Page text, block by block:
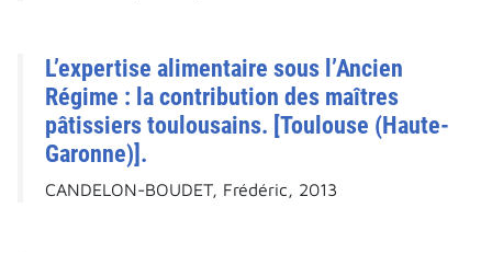
L’expertise alimentaire sous l’Ancien
Régime : la contribution des maîtres
pâtissiers toulousains. [Toulouse (Haute-
Garonne)].
CANDELON-BOUDET, Frédéric, 2013